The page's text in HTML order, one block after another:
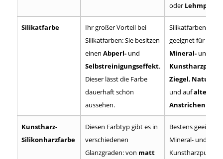
oder Lehmputz
Silikatfarbe
Ihr großer Vorteil bei
Silikatfarben: Sie besitzen
einen Abperl-und
Selbstreinigungseffekt.
Dieser lässt die Farbe
dauerhaft schön
aussehen.
Silikatfarben sind
geeignet für
Mineral-und
Kunstharzputz
Ziegel,
und aufalten
Anstrichen
Kunstharz-
Silikonharzfarbe
Diesen Farbtyp gibt es in
verschiedenen
Glanzgraden: von matt
Bestens geeignet
Mineral- und
Kunstharzputz,